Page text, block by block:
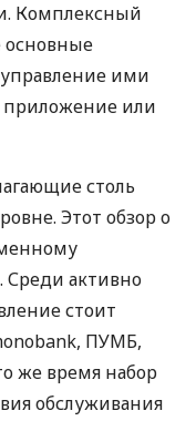
Комплексный
основные
ими
приложение или
столь
Этот обзор о
активно
стоит
ПУМБ,
же время набор
обслуживания